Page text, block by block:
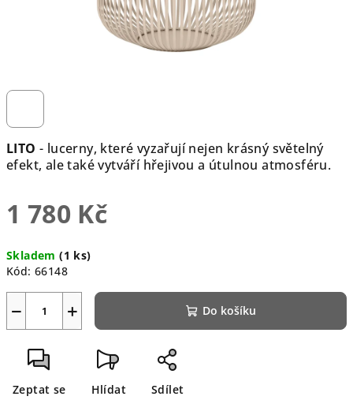
LITO - lucerny, které vyzařují nejen krásný světelný
efekt, ale také vytváří hřejivou a útulnou atmosféru.
1 780 Kč
cena:
Skladem(1 ks)
Kód: 66148
+
− Do košíku
Zeptat se Hlídat Sdílet